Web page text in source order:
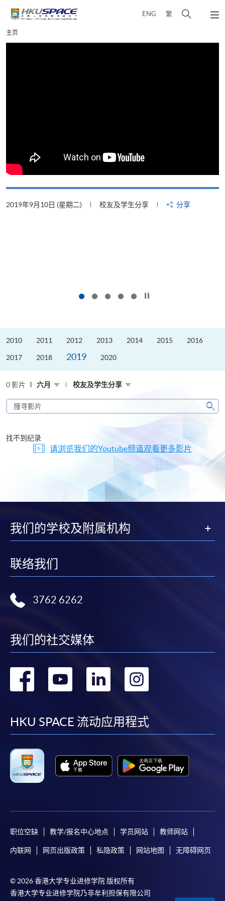
content
ENG 繁
弹
Main
content
主页
2019年9月10日 (星期二) 校友及学生分享 分享
2010 2011 2012 2013 2014 2015 2016
2017 2018 2019 2020
0 影片 六月 校友及学生分享
搜
寻
片
搜
找不到纪录
请浏览我们的Youtube频道观看更多影片
我们的学校及附属机构
联络我们
3762 6262
我们的社交媒体
转
facebook
转
youtube
转
linkedin
转
HKU SPACE 流动应用程式
职位空缺 教学/报名中心地点 学员网站 教师网站
内联网 网页出版政策 私隐政策 网站地图 无障碍网页
© 2026 香港大学专业进修学院 版权所有
香港大学专业进修学院乃非牟利担保有限公司